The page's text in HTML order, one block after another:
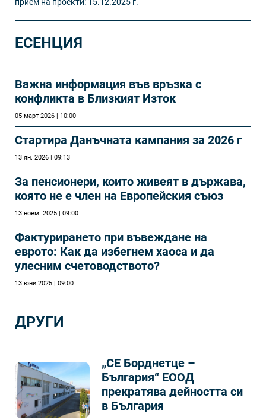
ЕСЕНЦИЯ
Важна информация във връзка с
конфликта в Близкият Изток
05 март 2026 | 10:00
Стартира Данъчната кампания за 2026 г
13 ян. 2026 | 09:13
За пенсионери, които живеят в държава,
която не е член на Европейския съюз
13 ноем. 2025 | 09:00
Фактурирането при въвеждане на
еврото: Как да избегнем хаоса и да
улесним счетоводството?
13 юни 2025 | 09:00
ДРУГИ
„СЕ Борднетце –
България“ ЕООД
прекратява дейността си
в България